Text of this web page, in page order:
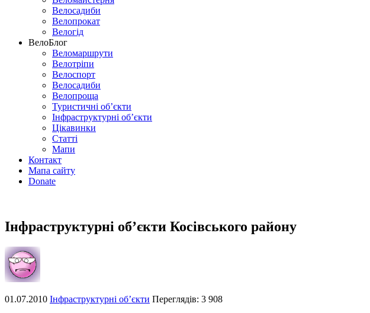
Велосадиби
Велопрокат
Велогід
ВелоБлог
Веломаршрути
Велотріпи
Велоспорт
Велосадиби
Велопроща
Туристичні об’єкти
Інфраструктурні об’єкти
Цікавинки
Статті
Мапи
Контакт
Мапа сайту
Donate
Інфраструктурні об’єкти Косівського району
01.07.2010 Інфраструктурні об’єкти Переглядів: 3 908